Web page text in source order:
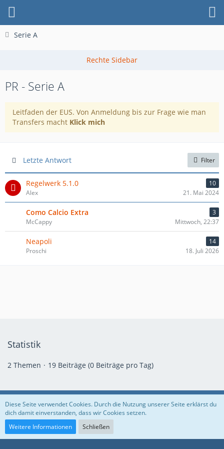
Serie A
PR - Serie A
Leitfaden der EUS. Von Anmeldung bis zur Frage wie man
Transfers macht Klick mich
Letzte Antwort Filter
Regelwerk 5.1.0
10
Alex
21. Mai 2024
Como Calcio Extra
3
McCappy
Mittwoch, 22:37
Neapoli
14
Proschi
18. Juli 2026
Statistik
2 Themen 19 Beiträge (0 Beiträge pro Tag)
Datenschutzerklärung Volle EUS Facebook Instagram
Community-Software:
Diese Seite verwendet Cookies. Durch die Nutzung unserer Seite erklärst du
dich damit einverstanden, dass wir Cookies setzen.
Weitere Informationen
Schließen